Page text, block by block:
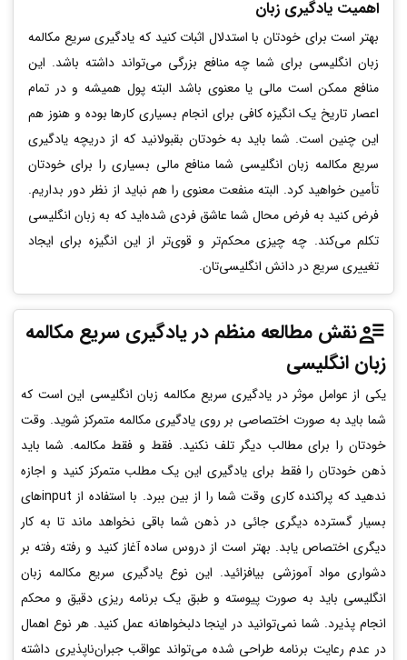
اهمیت یادگیری زبان
بهتر است برای خودتان با استدلال اثبات کنید که یادگیری سریع مکالمه
زبان انگلیسی برای شما چه منافع بزرگی می‌تواند داشته باشد. این
منافع ممکن است مالی یا معنوی باشد البته پول همیشه و در تمام
اعصار تاریخ یک انگیزه کافی برای انجام بسیاری کارها بوده و هنوز هم
این چنین است. شما باید به خودتان بقبولانید که از دریچه یادگیری
سریع مکالمه زبان انگلیسی شما منافع مالی بسیاری را برای خودتان
تأمین خواهید کرد. البته منفعت معنوی را هم نباید از نظر دور بداریم.
فرض کنید به فرض محال شما عاشق فردی شده‌اید که به زبان انگلیسی
تکلم می‌کند. چه چیزی محکم‌تر و قوی‌تر از این انگیزه برای ایجاد
تغییری سریع در دانش انگلیسی‌تان.
نقش مطالعه منظم در یادگیری سریع مکالمه
زبان انگلیسی
یکی از عوامل موثر در یادگیری سریع مکالمه زبان انگلیسی این است که
شما باید به صورت اختصاصی بر روی یادگیری مکالمه متمرکز شوید. وقت
خودتان را برای مطالب دیگر تلف نکنید. فقط و فقط مکالمه. شما باید
ذهن خودتان را فقط برای یادگیری این یک مطلب متمرکز کنید و اجازه
ندهید که پراکنده کاری وقت شما را از بین ببرد. با استفاده از inputهای
بسیار گسترده دیگری جائی در ذهن شما باقی نخواهد ماند تا به کار
دیگری اختصاص یابد. بهتر است از دروس ساده آغاز کنید و رفته رفته بر
دشواری مواد آموزشی بیافزائید. این نوع یادگیری سریع مکالمه زبان
انگلیسی باید به صورت پیوسته و طبق یک برنامه ریزی دقیق و محکم
انجام پذیرد. شما نمی‌توانید در اینجا دلبخواهانه عمل کنید. هر نوع اهمال
در عدم رعایت برنامه طراحی شده می‌تواند عواقب جبران‌ناپذیری داشته